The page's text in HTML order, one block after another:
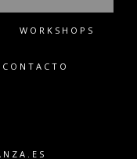
WORKSHOPS
CONTACTO